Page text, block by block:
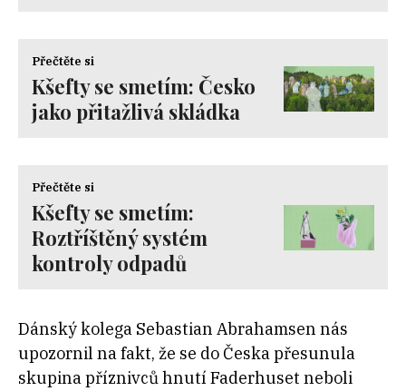
Přečtěte si
Kšefty se smetím: Česko
jako přitažlivá skládka
Přečtěte si
Kšefty se smetím:
Roztříštěný systém
kontroly odpadů
Dánský kolega Sebastian Abrahamsen nás
upozornil na fakt, že se do Česka přesunula
skupina příznivců hnutí Faderhuset neboli